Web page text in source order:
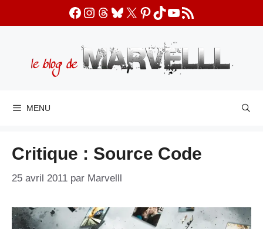
Facebook
Instagram
Threads
Bluesky
X Pinterest
TikTok
YouTube
Flux RSS
MENU
Critique : Source Code
25 avril 2011 par Marvelll